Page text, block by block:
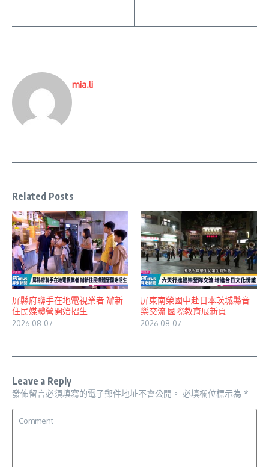
mia.li
Related Posts
屏縣府聯手在地電視業者 辦新
住民媒體營開始招生
2026-08-07
屏東南榮國中赴日本茨城縣音
樂交流 國際教育展新頁
2026-08-07
Leave a Reply
發佈留言必須填寫的電子郵件地址不會公開。 必填欄位標示為 *